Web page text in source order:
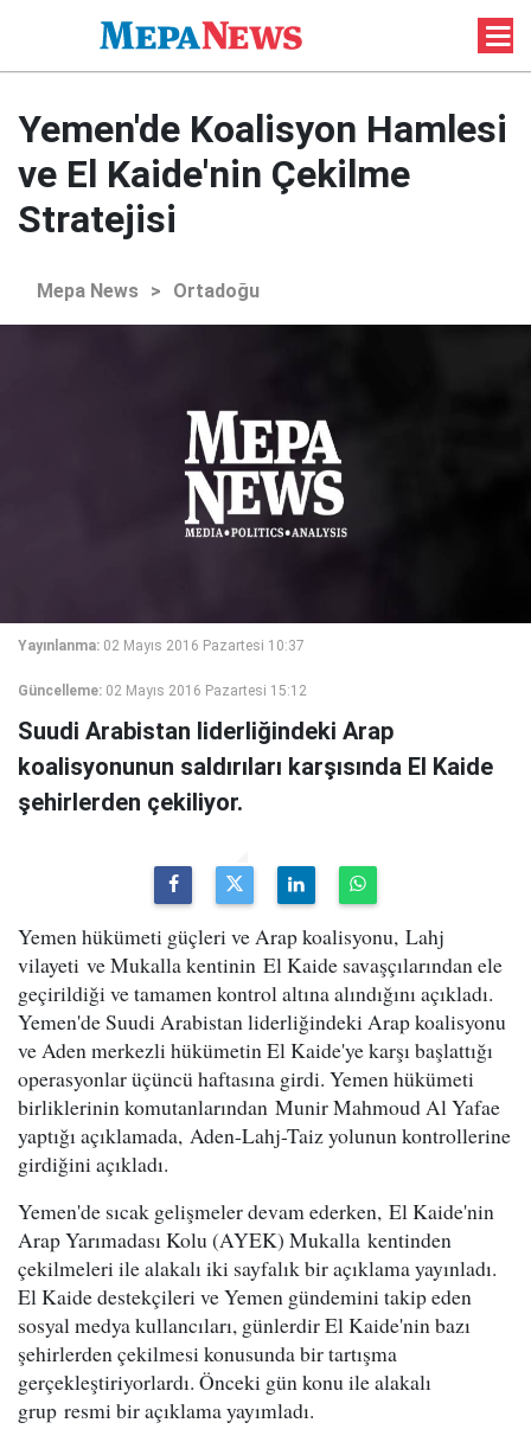
Yemen'de Koalisyon Hamlesi
ve El Kaide'nin Çekilme
Stratejisi
Mepa News > Ortadoğu
Yayınlanma: 02 Mayıs 2016 Pazartesi 10:37
Güncelleme: 02 Mayıs 2016 Pazartesi 15:12
Suudi Arabistan liderliğindeki Arap
koalisyonunun saldırıları karşısında El Kaide
şehirlerden çekiliyor.
Yemen hükümeti güçleri ve Arap koalisyonu, Lahj
vilayeti ve Mukalla kentinin El Kaide savaşçılarından ele
geçirildiği ve tamamen kontrol altına alındığını açıkladı.
Yemen'de Suudi Arabistan liderliğindeki Arap koalisyonu
ve Aden merkezli hükümetin El Kaide'ye karşı başlattığı
operasyonlar üçüncü haftasına girdi. Yemen hükümeti
birliklerinin komutanlarından Munir Mahmoud Al Yafae
yaptığı açıklamada, Aden-Lahj-Taiz yolunun kontrollerine
girdiğini açıkladı.
Yemen'de sıcak gelişmeler devam ederken, El Kaide'nin
Arap Yarımadası Kolu (AYEK) Mukalla kentinden
çekilmeleri ile alakalı iki sayfalık bir açıklama yayınladı.
El Kaide destekçileri ve Yemen gündemini takip eden
sosyal medya kullancıları, günlerdir El Kaide'nin bazı
şehirlerden çekilmesi konusunda bir tartışma
gerçekleştiriyorlardı. Önceki gün konu ile alakalı
grup resmi bir açıklama yayımladı.